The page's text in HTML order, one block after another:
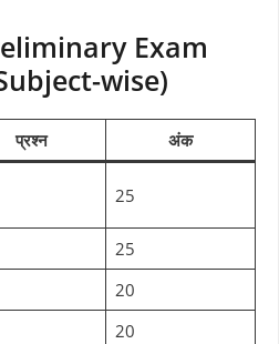
Exam
wise)
प्रश्न
अंक
25
25
20
20